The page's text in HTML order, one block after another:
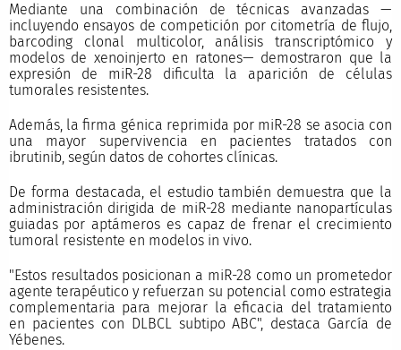
Mediante una combinación de técnicas avanzadas —
incluyendo ensayos de competición por citometría de flujo,
barcoding clonal multicolor, análisis transcriptómico y
modelos de xenoinjerto en ratones— demostraron que la
expresión de miR-28 dificulta la aparición de células
tumorales resistentes.
Además, la firma génica reprimida por miR-28 se asocia con
una mayor supervivencia en pacientes tratados con
ibrutinib, según datos de cohortes clínicas.
De forma destacada, el estudio también demuestra que la
administración dirigida de miR-28 mediante nanopartículas
guiadas por aptámeros es capaz de frenar el crecimiento
tumoral resistente en modelos in vivo.
"Estos resultados posicionan a miR-28 como un prometedor
agente terapéutico y refuerzan su potencial como estrategia
complementaria para mejorar la eficacia del tratamiento
en pacientes con DLBCL subtipo ABC", destaca García de
Yébenes.